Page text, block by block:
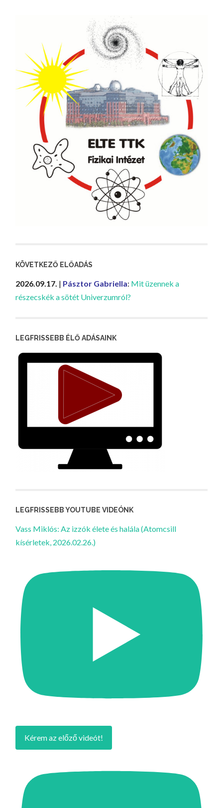
KÖVETKEZŐ ELŐADÁS
2026.09.17. | Pásztor Gabriella: Mit üzennek a
részecskék a sötét Univerzumról?
LEGFRISSEBB ÉLŐ ADÁSAINK
LEGFRISSEBB YOUTUBE VIDEÓNK
Vass Miklós: Az izzók élete és halála (Atomcsill
kísérletek, 2026.02.26.)
Kérem az előző videót!